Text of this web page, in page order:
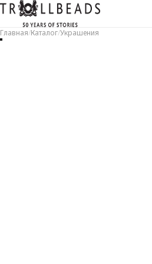
Главная/Каталог/Украшения